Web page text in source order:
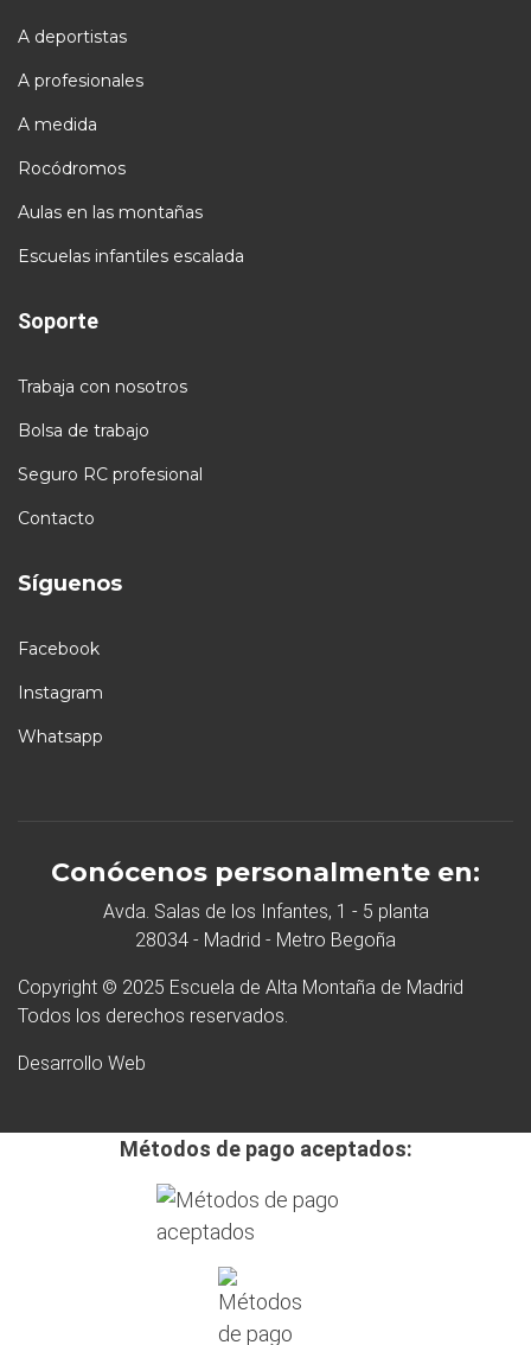
A deportistas
A profesionales
A medida
Rocódromos
Aulas en las montañas
Escuelas infantiles escalada
Soporte
Trabaja con nosotros
Bolsa de trabajo
Seguro RC profesional
Contacto
Síguenos
Facebook
Instagram
Whatsapp
Conócenos personalmente en:
Avda. Salas de los Infantes, 1 - 5 planta
28034 - Madrid - Metro Begoña
Copyright © 2025 Escuela de Alta Montaña de Madrid
Todos los derechos reservados.
Desarrollo Web
Métodos de pago aceptados: